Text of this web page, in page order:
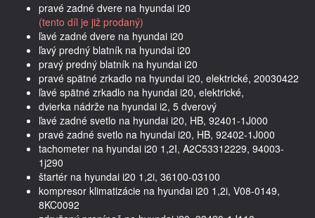
pravé zadné dvere na hyundai i20
(tento díl je již prodaný)
ľavé zadné dvere na hyundai i20
ľavý predný blatník na hyundai i20
pravý predný blatník na hyundai i20
pravé spätné zrkadlo na hyundai i20, elektrické, 20030422
ľavé spätné zrkadlo na hyundai i20, elektrické,
dvierka nádrže na hyundai i2, 5 dverový
ľavé zadné svetlo na hyundai i20, HB, 92401-1J000
pravé zadné svetlo na hyundai i20, HB, 92402-1J000
tachometer na hyundai i20 1,2I, A2C53312229, 94003-
1j290
štartér na hyundai i20 1,2i, 36100-03100
kompresor klimatizácie na hyundai i20 1,2i, V08-0149,
8KC0092